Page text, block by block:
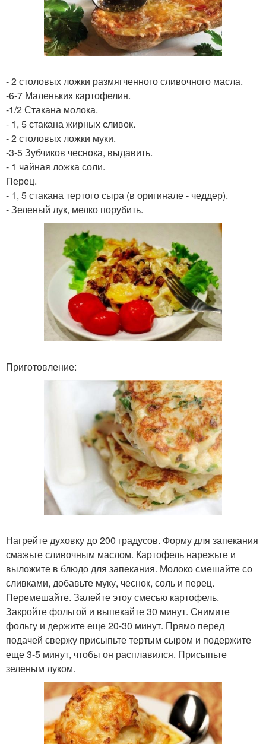
- 2 столовых ложки размягченного сливочного масла.
-6-7 Маленьких картофелин.
-1/2 Стакана молока.
- 1, 5 стакана жирных сливок.
- 2 столовых ложки муки.
-3-5 Зубчиков чеснока, выдавить.
- 1 чайная ложка соли.
Перец.
- 1, 5 стакана тертого сыра (в оригинале - чеддер).
- Зеленый лук, мелко порубить.
Приготовление:
Нагрейте духовку до 200 градусов. Форму для запекания
смажьте сливочным маслом. Картофель нарежьте и
выложите в блюдо для запекания. Молоко смешайте со
сливками, добавьте муку, чеснок, соль и перец.
Перемешайте. Залейте этоу смесью картофель.
Закройте фольгой и выпекайте 30 минут. Снимите
фольгу и держите еще 20-30 минут. Прямо перед
подачей свержу присыпьте тертым сыром и подержите
еще 3-5 минут, чтобы он расплавился. Присыпьте
зеленым луком.